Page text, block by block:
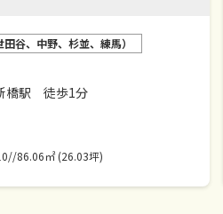
谷、中野、杉並、練馬）
橋駅 徒歩1分
86.06㎡ (26.03坪)